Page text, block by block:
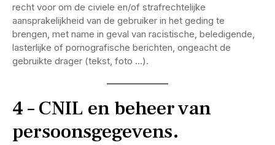
recht voor om de civiele en/of strafrechtelijke
aansprakelijkheid van de gebruiker in het geding te
brengen, met name in geval van racistische, beledigende,
lasterlijke of pornografische berichten, ongeacht de
gebruikte drager (tekst, foto …).
4 – CNIL en beheer van
persoonsgegevens.